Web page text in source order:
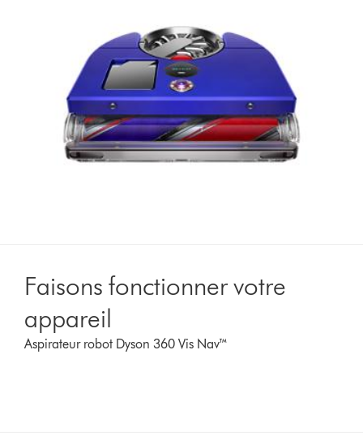
Faisons fonctionner votre
appareil
Aspirateur robot Dyson 360 Vis Nav™